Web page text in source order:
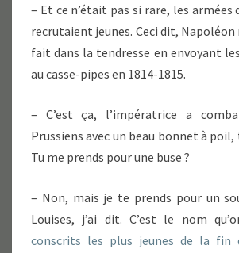
– Et ce n’était pas si rare, les armées
recrutaient jeunes. Ceci dit, Napoléon
fait dans la tendresse en envoyant
au casse-pipes en 1814-1815.
– C’est ça, l’impératrice a
Prussiens avec un beau bonnet à poil,
Tu me prends pour une buse ?
– Non, mais je te prends pour un
Louises, j’ai dit. C’est le nom
conscrits les plus jeunes de la fin